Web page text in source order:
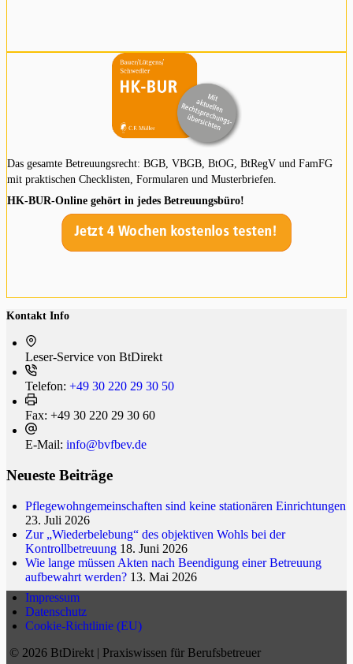
Das gesamte Betreuungsrecht: BGB, VBGB, BtOG, BtRegV und FamFG
mit praktischen Checklisten, Formularen und Musterbriefen.
HK-BUR-Online gehört in jedes Betreuungsbüro!
Kontakt Info
Leser-Service von BtDi­rekt
Telefon: +49 30 220 29 30 50
Fax: +49 30 220 29 30 60
E-Mail: info@bvfbev.de
Neueste Beiträge
Pflegewohngemeinschaften sind keine stationären Einrichtungen
23. Juli 2026
Zur „Wiederbelebung“ des objektiven Wohls bei der
Kontrollbetreuung 18. Juni 2026
Wie lange müssen Akten nach Beendigung einer Betreuung
aufbewahrt werden? 13. Mai 2026
Impressum
Datenschutz
Cookie-Richtlinie (EU)
© 2026 BtDirekt | Praxiswissen für Berufsbetreuer